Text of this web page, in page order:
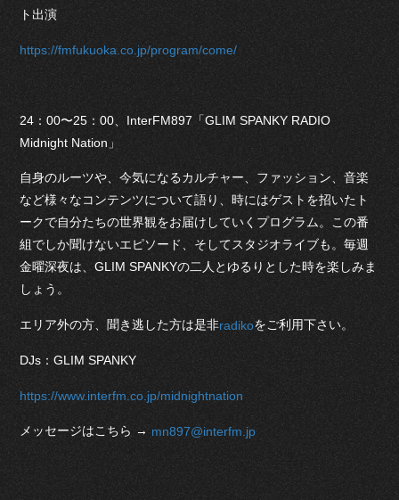
ト出演
https://fmfukuoka.co.jp/program/come/
24：00〜25：00、InterFM897「GLIM SPANKY RADIO
Midnight Nation」
自身のルーツや、今気になるカルチャー、ファッション、音楽
など様々なコンテンツについて語り、時にはゲストを招いたト
ークで自分たちの世界観をお届けしていくプログラム。この番
組でしか聞けないエピソード、そしてスタジオライブも。毎週
金曜深夜は、GLIM SPANKYの二人とゆるりとした時を楽しみま
しょう。
エリア外の方、聞き逃した方は是非radikoをご利用下さい。
DJs：GLIM SPANKY
https://www.interfm.co.jp/midnightnation
メッセージはこちら → mn897@interfm.jp